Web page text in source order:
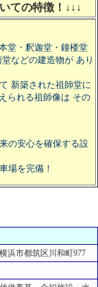
ての特徴！↓↓↓
堂・釈迦堂・鐘楼堂
などの建造物が あり
新築された祖師堂に
られる祖師像は その
の安心を確保する設
場を完備！
浜市都筑区川和町977